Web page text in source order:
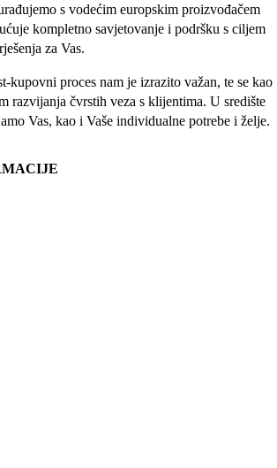
s vodećim europskim proizvođačem
kompletno savjetovanje i podršku s ciljem
za Vas.
kupovni proces nam je izrazito važan, te se kao
razvijanja čvrstih veza s klijentima. U središte
Vas, kao i Vaše individualne potrebe i želje.